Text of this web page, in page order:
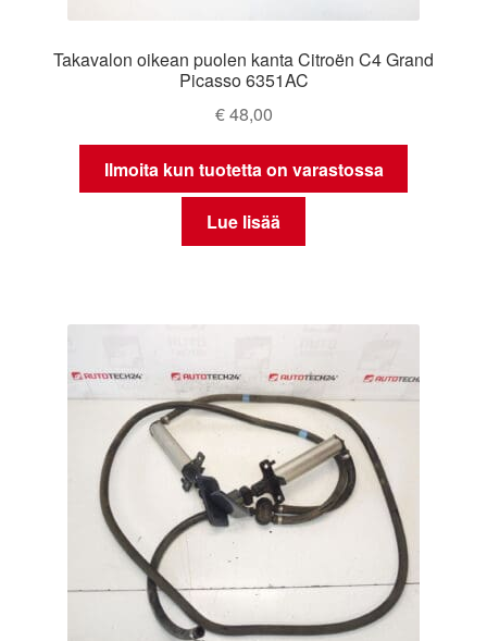
Takavalon oikean puolen kanta Citroën C4 Grand
Picasso 6351AC
€48,00
Ilmoita kun tuotetta on varastossa
Lue lisää